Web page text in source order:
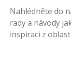
Nahlédněte do
rady a návody
inspiraci z